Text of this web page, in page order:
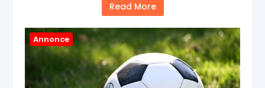
Read More
Annonce